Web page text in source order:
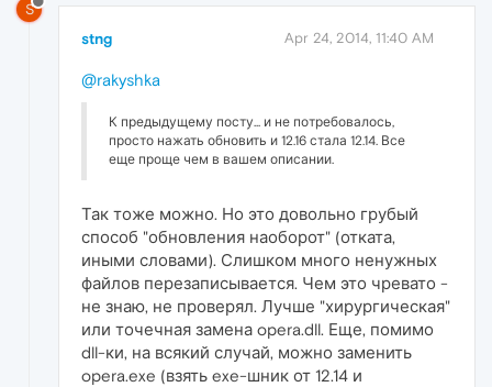
S
stng Apr 24, 2014, 11:40 AM
@rakyshka
К предыдущему посту... и не потребовалось,
просто нажать обновить и 12.16 стала 12.14. Все
еще проще чем в вашем описании.
Так тоже можно. Но это довольно грубый
способ "обновления наоборот" (отката,
иными словами). Слишком много ненужных
файлов перезаписывается. Чем это чревато -
не знаю, не проверял. Лучше "хирургическая"
или точечная замена opera.dll. Еще, помимо
dll-ки, на всякий случай, можно заменить
opera.exe (взять exe-шник от 12.14 и